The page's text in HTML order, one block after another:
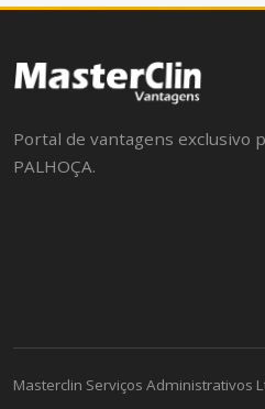
Portal de vantagens exclusivo
PALHOÇA.
Masterclin Serviços Administrativos